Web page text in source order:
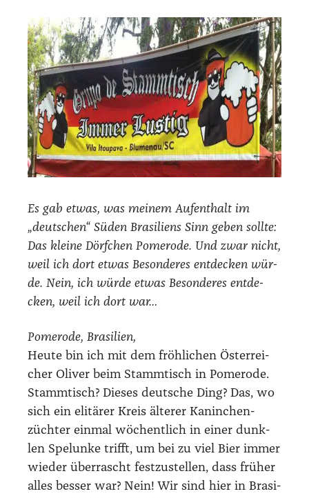
Es gab etwas, was mei­nem Auf­ent­halt im
„deut­schen“ Süden Bra­si­li­ens Sinn geben soll­te:
Das klei­ne Dörf­chen Pomero­de. Und zwar nicht,
weil ich dort etwas Beson­de­res ent­de­cken wür­
de. Nein, ich wür­de etwas Beson­de­res ent­de­
cken, weil ich dort war…
Pomero­de, Bra­si­li­en,
Heu­te bin ich mit dem fröh­li­chen Öster­rei­
cher Oli­ver beim Stamm­tisch in Pomero­de.
Stamm­tisch? Die­ses deut­sche Ding? Das, wo
sich ein eli­tä­rer Kreis älte­rer Kanin­chen­
züch­ter ein­mal wöchent­lich in einer dunk­
len Spe­lun­ke trifft, um bei zu viel Bier immer
wie­der über­rascht fest­zu­stel­len, dass frü­her
alles bes­ser war? Nein! Wir sind hier in Bra­si­